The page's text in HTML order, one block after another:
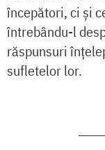
începători, ci și
întrebându-l
răspunsuri
sufletelor lor.